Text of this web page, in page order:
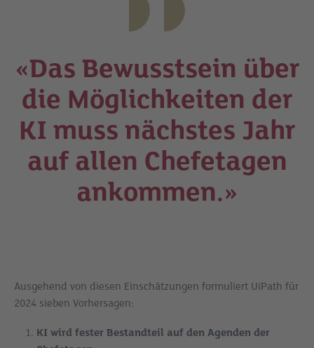
«Das Bewusstsein über
die Möglichkeiten der
KI muss nächstes Jahr
auf allen Chefetagen
ankommen.»
Ausgehend von diesen Einschätzungen formuliert UiPath für
2024 sieben Vorhersagen:
KI wird fester Bestandteil auf den Agenden der